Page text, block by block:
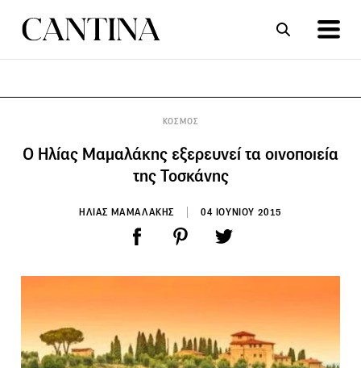
KΟΣΜΟΣ
Ο Ηλίας Μαμαλάκης εξερευνεί τα οινοποιεία
της Τοσκάνης
ΗΛΙΑΣ ΜΑΜΑΛΑΚΗΣ 04 ΙΟΥΝΙΟΥ 2015